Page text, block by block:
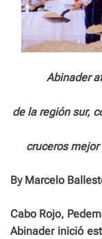
Abinader
de la región sur,
cruceros
By Marcelo
Cabo Rojo,
Abinader inició